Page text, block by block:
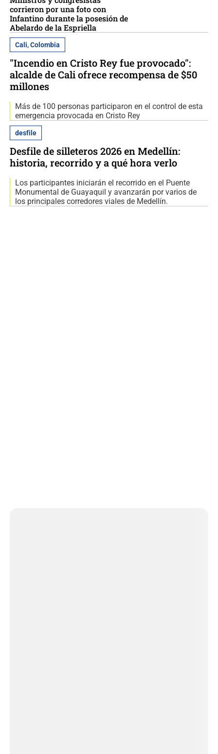
corrieron por una foto con
Infantino durante la posesión de
Abelardo de la Espriella
Cali, Colombia
"Incendio en Cristo Rey fue provocado":
alcalde de Cali ofrece recompensa de $50
millones
Más de 100 personas participaron en el control de esta
emergencia provocada en Cristo Rey
desfile
Desfile de silleteros 2026 en Medellín:
historia, recorrido y a qué hora verlo
Los participantes iniciarán el recorrido en el Puente
Monumental de Guayaquil y avanzarán por varios de
los principales corredores viales de Medellín.